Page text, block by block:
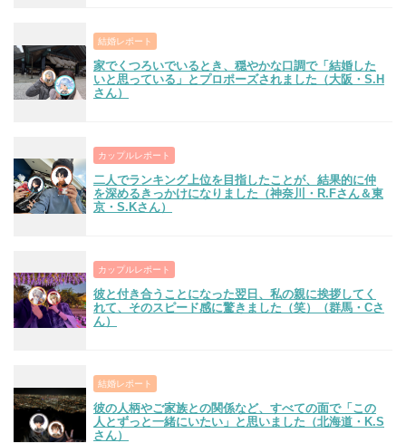
結婚レポート
家でくつろいでいるとき、穏やかな口調で「結婚した
いと思っている」とプロポーズされました（大阪・S.H
さん）
カップルレポート
二人でランキング上位を目指したことが、結果的に仲
を深めるきっかけになりました（神奈川・R.Fさん＆東
京・S.Kさん）
カップルレポート
彼と付き合うことになった翌日、私の親に挨拶してく
れて、そのスピード感に驚きました（笑）（群馬・Cさ
ん）
結婚レポート
彼の人柄やご家族との関係など、すべての面で「この
人とずっと一緒にいたい」と思いました（北海道・K.S
さん）